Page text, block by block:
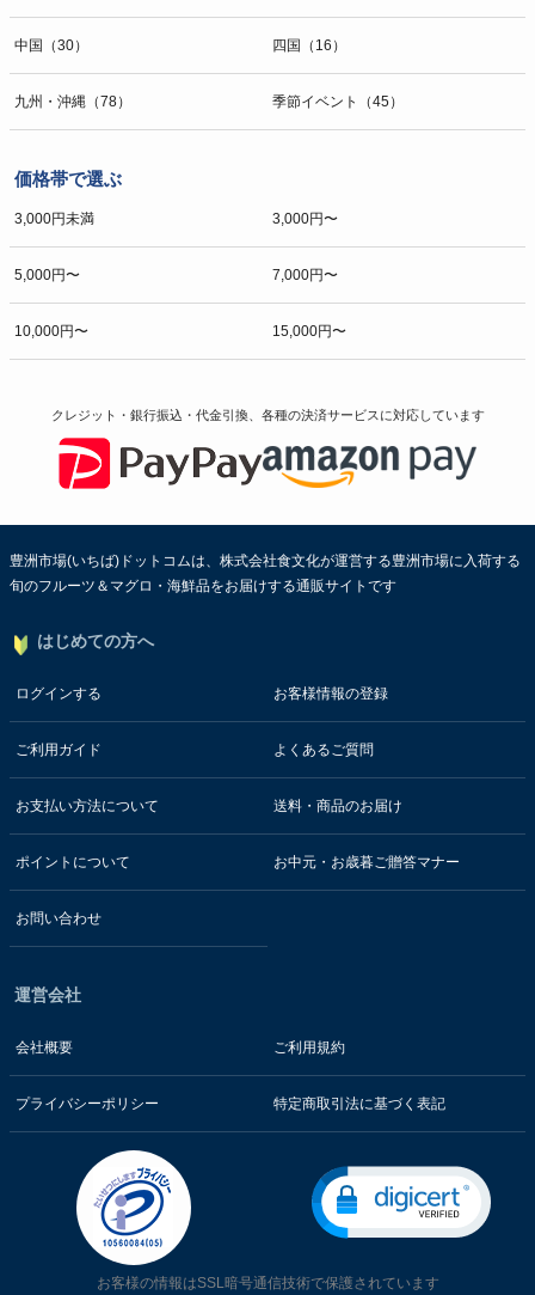
中国（30） 四国（16）
九州・沖縄（78） 季節イベント（45）
価格帯で選ぶ
3,000円未満 3,000円〜
5,000円〜 7,000円〜
10,000円〜 15,000円〜
クレジット・銀行振込・代金引換、各種の決済サービスに対応しています
豊洲市場(いちば)ドットコムは、株式会社食文化が運営する豊洲市場に入荷する
旬のフルーツ＆マグロ・海鮮品をお届けする通販サイトです
はじめての方へ
ログインする お客様情報の登録
ご利用ガイド よくあるご質問
お支払い方法について 送料・商品のお届け
ポイントについて お中元・お歳暮ご贈答マナー
お問い合わせ
運営会社
会社概要 ご利用規約
プライバシーポリシー 特定商取引法に基づく表記
お客様の情報はSSL暗号通信技術で保護されています